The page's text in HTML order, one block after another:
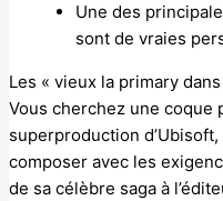
Une des
sont de vraies
Les « vieux la primary
Vous cherchez une coque
superproduction
composer avec les
de sa célèbre saga à